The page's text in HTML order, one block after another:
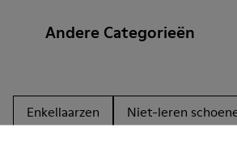
Andere Categorieën
Enkellaarzen Niet-leren